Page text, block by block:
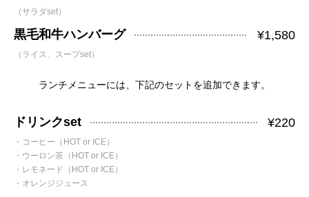
（サラダset）
黒毛和牛ハンバーグ ¥1,580
（ライス、スープset）
ランチメニューには、下記のセットを追加できます。
ドリンクset ¥220
・コーヒー（HOT or ICE）
・ウーロン茶（HOT or ICE）
・レモネード（HOT or ICE）
・オレンジジュース